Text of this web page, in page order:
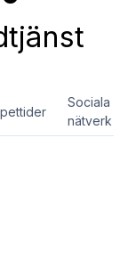
Sociala
nätverk